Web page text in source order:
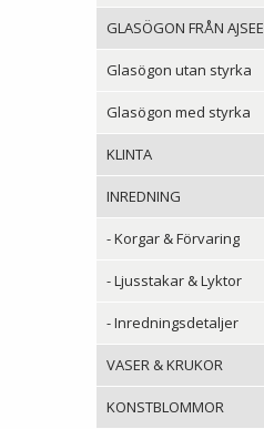
GLASÖGON FRÅN AJSEE
Glasögon utan styrka
Glasögon med styrka
KLINTA
INREDNING
- Korgar & Förvaring
- Ljusstakar & Lyktor
- Inredningsdetaljer
VASER & KRUKOR
KONSTBLOMMOR